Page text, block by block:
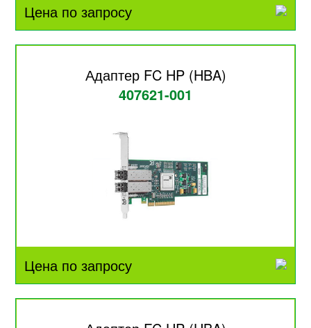
Цена по запросу
Адаптер FC HP (HBA)
407621-001
Цена по запросу